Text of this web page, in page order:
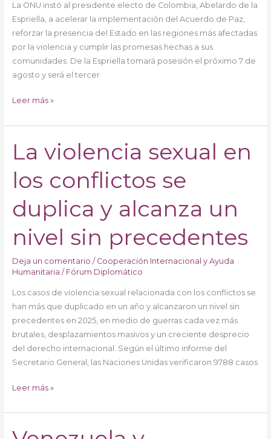
La ONU instó al presidente electo de Colombia, Abelardo de la
Espriella, a acelerar la implementación del Acuerdo de Paz,
reforzar la presencia del Estado en las regiones más afectadas
por la violencia y cumplir las promesas hechas a sus
comunidades. De la Espriella tomará posesión el próximo 7 de
agosto y será el tercer
del
miércoles
Leer más »
La violencia sexual en
los conflictos se
duplica y alcanza un
nivel sin precedentes
Deja un comentario / Cooperación Internacional y Ayuda
Humanitaria / Fórum Diplomático
Los casos de violencia sexual relacionada con los conflictos se
han más que duplicado en un año y alcanzaron un nivel sin
precedentes en 2025, en medio de guerras cada vez más
brutales, desplazamientos masivos y un creciente desprecio
del derecho internacional. Según el último informe del
Secretario General, las Naciones Unidas verificaron 9788 casos
La
violencia
sexual
en
conflictos
duplica
alcanza
nivel
sin
precedentes
Leer más »
Venezuela